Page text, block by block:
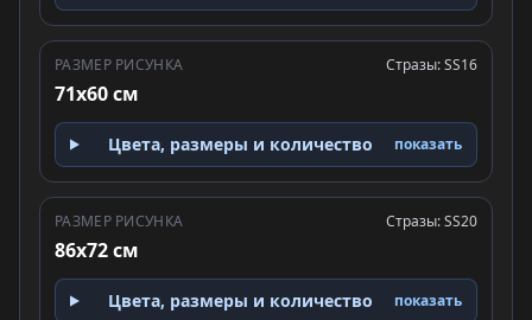
РАЗМЕР РИСУНКА
71x60 см
Стразы: SS16
Цвета, размеры и количество показать
РАЗМЕР РИСУНКА
86x72 см
Стразы: SS20
Цвета, размеры и количество показать